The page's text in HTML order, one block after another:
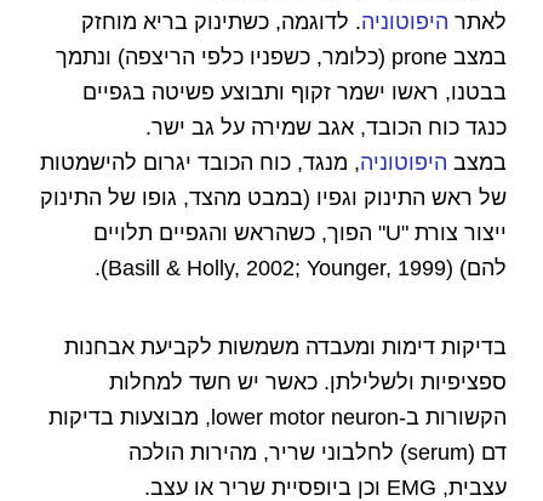
לאתר היפוטוניה. לדוגמה, כשתינוק בריא מוחזק
במצב prone (כלומר, כשפניו כלפי הריצפה) ונתמך
בבטנו, ראשו ישמר זקוף ותבוצע פשיטה בגפיים
כנגד כוח הכובד, אגב שמירה על גב ישר.
במצב היפוטוניה, מנגד, כוח הכובד יגרום להישמטות
של ראש התינוק וגפיו (במבט מהצד, גופו של התינוק
ייצור צורת "U" הפוך, כשהראש והגפיים תלויים
להם) (Basill & Holly, 2002; Younger, 1999).
בדיקות דימות ומעבדה משמשות לקביעת אבחנות
ספציפיות ולשלילתן. כאשר יש חשד למחלות
הקשורות ב-lower motor neuron, מבוצעות בדיקות
דם (serum) לחלבוני שריר, מהירות הולכה
עצבית, EMG וכן ביופסיית שריר או עצב.